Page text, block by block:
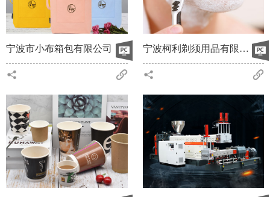
宁波市小布箱包有限公司 宁波柯利剃须用品有限公司